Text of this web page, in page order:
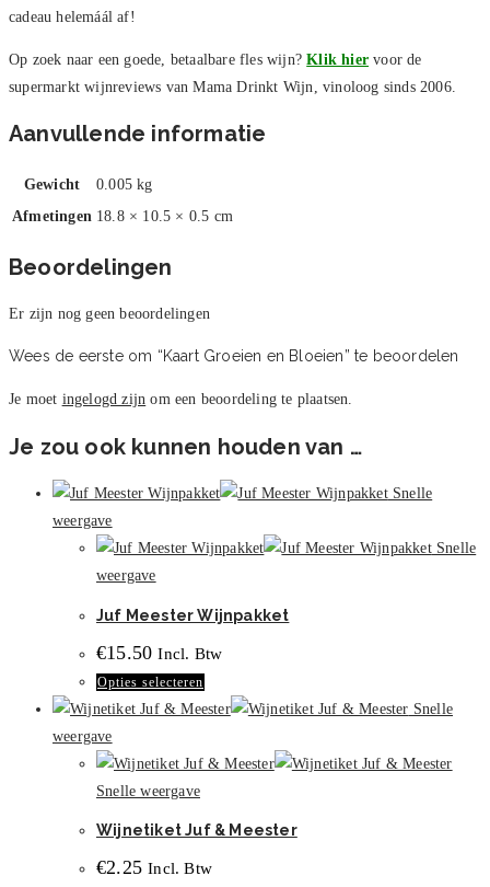
cadeau helemáál af!
Op zoek naar een goede, betaalbare fles wijn?Klik hier voor de
supermarkt wijnreviews van Mama Drinkt Wijn, vinoloog sinds 2006.
Aanvullende informatie
Gewicht
0.005 kg
Afmetingen 18.8 × 10.5 × 0.5 cm
Beoordelingen
Er zijn nog geen beoordelingen
Wees de eerste om “Kaart Groeien en Bloeien” te beoordelen
Je moet ingelogd zijn om een beoordeling te plaatsen.
Je zou ook kunnen houden van …
Snelle
weergave
Snelle
weergave
Juf Meester Wijnpakket
€15.50 Incl. Btw
Opties selecteren
product
meerdere
kan
Snelle
weergave
Snelle weergave
Wijnetiket Juf & Meester
€2.25 Incl. Btw